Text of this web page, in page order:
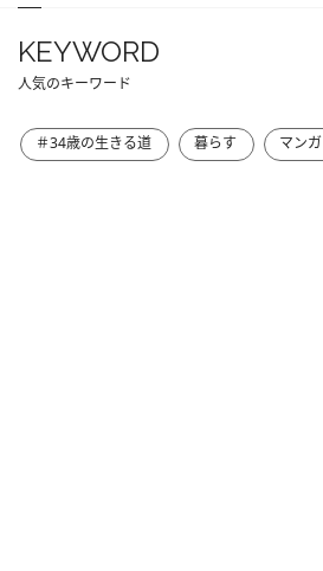
KEYWORD
人気のキーワード
＃34歳の生きる道 暮らす マンガ